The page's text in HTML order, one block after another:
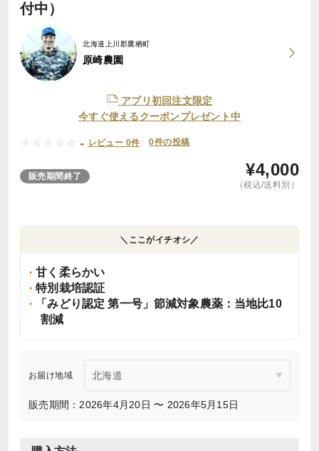
付中）
北海道上川郡鷹栖町
原崎農園
アプリ初回注文限定
今すぐ使えるクーポンプレゼント中
- レビュー 0件 0件の投稿
販売期間終了 ¥4,000
（税込/送料別）
＼ここがイチオシ／
甘く柔らかい
特別栽培認証
「みどり認定 第一号」節減対象農薬：当地比10
割減
お届け地域
販売期間：2026年4月20日 〜 2026年5月15日